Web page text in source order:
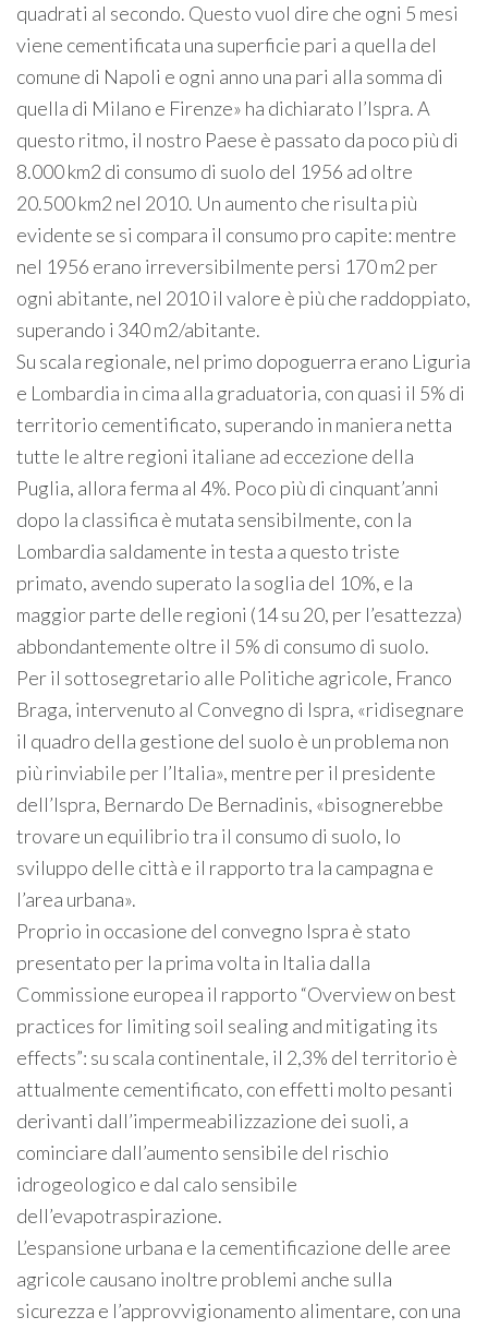
quadrati al secondo. Questo vuol dire che ogni 5 mesi
viene cementificata una superficie pari a quella del
comune di Napoli e ogni anno una pari alla somma di
quella di Milano e Firenze» ha dichiarato l’Ispra. A
questo ritmo, il nostro Paese è passato da poco più di
8.000 km2 di consumo di suolo del 1956 ad oltre
20.500 km2 nel 2010. Un aumento che risulta più
evidente se si compara il consumo pro capite: mentre
nel 1956 erano irreversibilmente persi 170 m2 per
ogni abitante, nel 2010 il valore è più che raddoppiato,
superando i 340 m2/abitante.
Su scala regionale, nel primo dopoguerra erano Liguria
e Lombardia in cima alla graduatoria, con quasi il 5% di
territorio cementificato, superando in maniera netta
tutte le altre regioni italiane ad eccezione della
Puglia, allora ferma al 4%. Poco più di cinquant’anni
dopo la classifica è mutata sensibilmente, con la
Lombardia saldamente in testa a questo triste
primato, avendo superato la soglia del 10%, e la
maggior parte delle regioni (14 su 20, per l’esattezza)
abbondantemente oltre il 5% di consumo di suolo.
Per il sottosegretario alle Politiche agricole, Franco
Braga, intervenuto al Convegno di Ispra, «ridisegnare
il quadro della gestione del suolo è un problema non
più rinviabile per l’Italia», mentre per il presidente
dell’Ispra, Bernardo De Bernadinis, «bisognerebbe
trovare un equilibrio tra il consumo di suolo, lo
sviluppo delle città e il rapporto tra la campagna e
l’area urbana».
Proprio in occasione del convegno Ispra è stato
presentato per la prima volta in Italia dalla
Commissione europea il rapporto “Overview on best
practices for limiting soil sealing and mitigating its
effects”: su scala continentale, il 2,3% del territorio è
attualmente cementificato, con effetti molto pesanti
derivanti dall’impermeabilizzazione dei suoli, a
cominciare dall’aumento sensibile del rischio
idrogeologico e dal calo sensibile
dell’evapotraspirazione.
L’espansione urbana e la cementificazione delle aree
agricole causano inoltre problemi anche sulla
sicurezza e l’approvvigionamento alimentare, con una